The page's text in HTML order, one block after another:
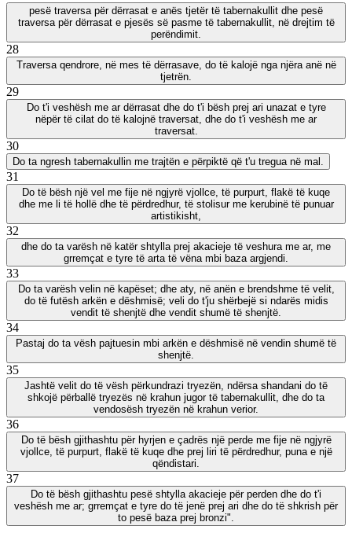
pesë traversa për dërrasat e anës tjetër të tabernakullit dhe pesë
traversa për dërrasat e pjesës së pasme të tabernakullit, në drejtim të
perëndimit.
28
Traversa qendrore, në mes të dërrasave, do të kalojë nga njëra anë në
tjetrën.
29
Do t'i veshësh me ar dërrasat dhe do t'i bësh prej ari unazat e tyre
nëpër të cilat do të kalojnë traversat, dhe do t'i veshësh me ar
traversat.
30
Do ta ngresh tabernakullin me trajtën e përpiktë që t'u tregua në mal.
31
Do të bësh një vel me fije në ngjyrë vjollce, të purpurt, flakë të kuqe
dhe me li të hollë dhe të përdredhur, të stolisur me kerubinë të punuar
artistikisht,
32
dhe do ta varësh në katër shtylla prej akacieje të veshura me ar, me
grremçat e tyre të arta të vëna mbi baza argjendi.
33
Do ta varësh velin në kapëset; dhe aty, në anën e brendshme të velit,
do të futësh arkën e dëshmisë; veli do t'ju shërbejë si ndarës midis
vendit të shenjtë dhe vendit shumë të shenjtë.
34
Pastaj do ta vësh pajtuesin mbi arkën e dëshmisë në vendin shumë të
shenjtë.
35
Jashtë velit do të vësh përkundrazi tryezën, ndërsa shandani do të
shkojë përballë tryezës në krahun jugor të tabernakullit, dhe do ta
vendosësh tryezën në krahun verior.
36
Do të bësh gjithashtu për hyrjen e çadrës një perde me fije në ngjyrë
vjollce, të purpurt, flakë të kuqe dhe prej liri të përdredhur, puna e një
qëndistari.
37
Do të bësh gjithashtu pesë shtylla akacieje për perden dhe do t'i
veshësh me ar; grremçat e tyre do të jenë prej ari dhe do të shkrish për
to pesë baza prej bronzi".